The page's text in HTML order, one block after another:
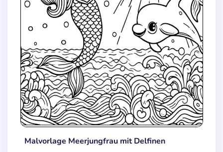
Malvorlage Meerjungfrau mit Delfinen